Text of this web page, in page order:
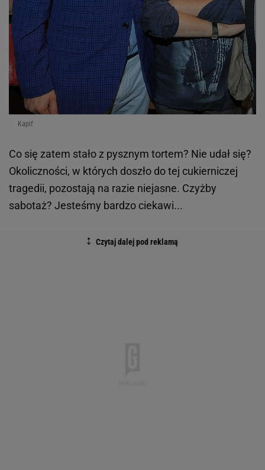
Kapif
Co się zatem stało z pysznym tortem? Nie udał się?
Okoliczności, w których doszło do tej cukierniczej
tragedii, pozostają na razie niejasne. Czyżby
sabotaż? Jesteśmy bardzo ciekawi...